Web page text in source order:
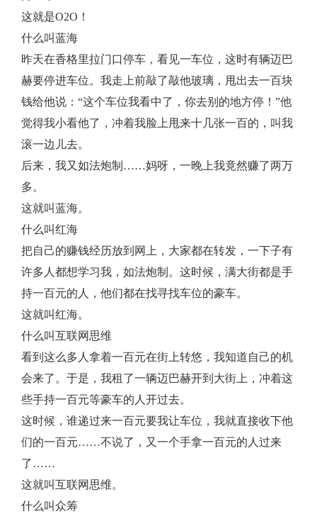
这就是O2O！
什么叫蓝海
昨天在香格里拉门口停车，看见一车位，这时有辆迈巴
赫要停进车位。我走上前敲了敲他玻璃，甩出去一百块
钱给他说：“这个车位我看中了，你去别的地方停！”他
觉得我小看他了，冲着我脸上甩来十几张一百的，叫我
滚一边儿去。
后来，我又如法炮制……妈呀，一晚上我竟然赚了两万
多。
这就叫蓝海。
什么叫红海
把自己的赚钱经历放到网上，大家都在转发，一下子有
许多人都想学习我，如法炮制。这时候，满大街都是手
持一百元的人，他们都在找寻找车位的豪车。
这就叫红海。
什么叫互联网思维
看到这么多人拿着一百元在街上转悠，我知道自己的机
会来了。于是，我租了一辆迈巴赫开到大街上，冲着这
些手持一百元等豪车的人开过去。
这时候，谁递过来一百元要我让车位，我就直接收下他
们的一百元……不说了，又一个手拿一百元的人过来
了……
这就叫互联网思维。
什么叫众筹